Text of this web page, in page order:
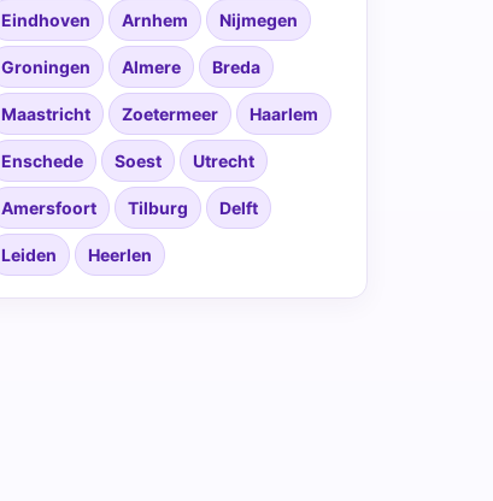
Eindhoven Arnhem Nijmegen
Groningen Almere Breda
Maastricht Zoetermeer Haarlem
Enschede Soest Utrecht
Amersfoort Tilburg Delft
Leiden Heerlen